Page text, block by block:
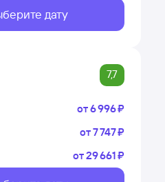
дату
7,7
от6 ⁠996 ⁠₽
от7 ⁠747 ⁠₽
от29 ⁠661 ⁠₽